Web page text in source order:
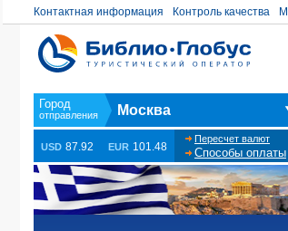
Контактная информация Контроль качества
Москва
USD 87.92 EUR 101.48
Пересчет валют
Способы оплаты